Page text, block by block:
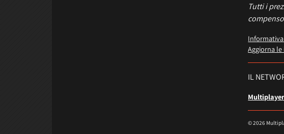
Tutti i
Aggiorna
IL
Multiplayer
© 2026